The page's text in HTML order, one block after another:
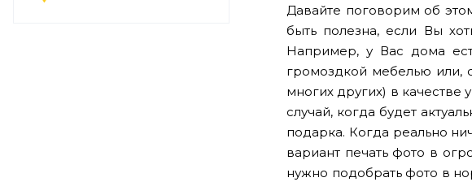
Давайте поговорим об
быть полезна, если Вы
Например, у Вас дома
громоздкой мебелью или,
многих других) в
случай, когда будет
подарка. Когда реально
вариант печать фото в
нужно подобрать фото в